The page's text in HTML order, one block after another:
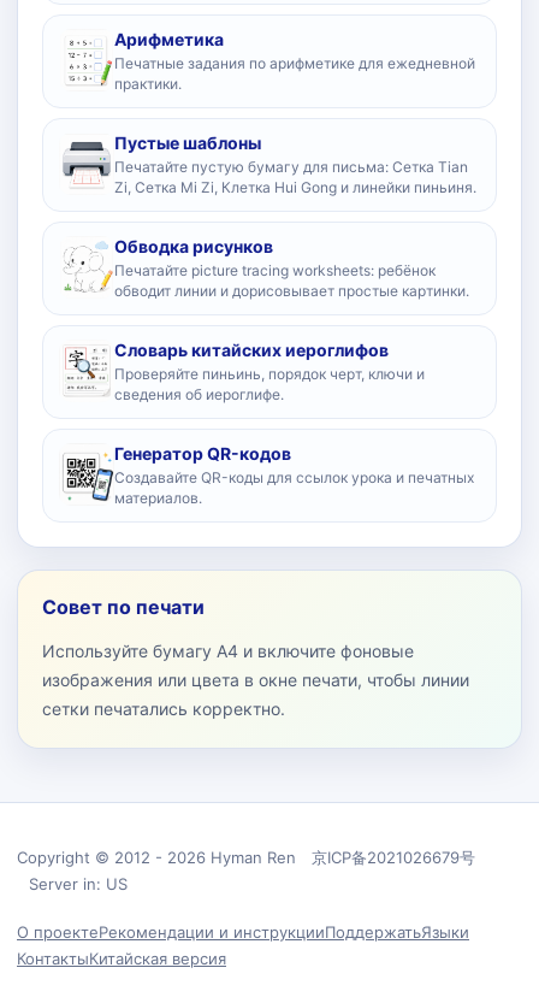
Арифметика
Печатные задания по арифметике для ежедневной
практики.
Пустые шаблоны
Печатайте пустую бумагу для письма: Сетка Tian
Zi, Сетка Mi Zi, Клетка Hui Gong и линейки пиньиня.
Обводка рисунков
Печатайте picture tracing worksheets: ребёнок
обводит линии и дорисовывает простые картинки.
Словарь китайских иероглифов
Проверяйте пиньинь, порядок черт, ключи и
сведения об иероглифе.
Генератор QR-кодов
Создавайте QR-коды для ссылок урока и печатных
материалов.
Совет по печати
Используйте бумагу A4 и включите фоновые
изображения или цвета в окне печати, чтобы линии
сетки печатались корректно.
Copyright © 2012 - 2026 Hyman Ren 京ICP备2021026679号
Server in: US
О проектеРекомендации и инструкцииПоддержатьЯзыки
КонтактыКитайская версия